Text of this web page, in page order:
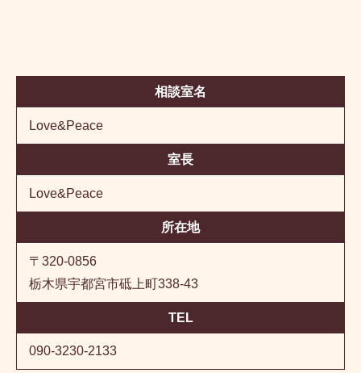
相談室名
Love&Peace
室長
Love&Peace
所在地
〒320-0856
栃木県宇都宮市砥上町338-43
TEL
090-3230-2133